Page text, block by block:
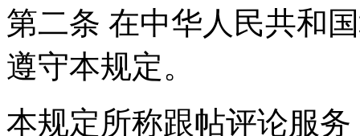
第二条 在中华人民共和
遵守本规定。
本规定所称跟帖评论服